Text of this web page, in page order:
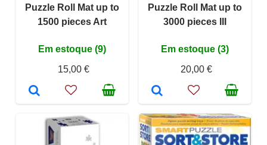
Puzzle Roll Mat up to
1500 pieces Art
Em estoque (9)
15,00 €
Puzzle Roll Mat up to
3000 pieces III
Em estoque (3)
20,00 €